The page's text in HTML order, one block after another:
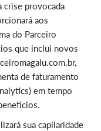
crise provocada
aos
do Parceiro
que inclui novos
de faturamento
em tempo
sua capilaridade